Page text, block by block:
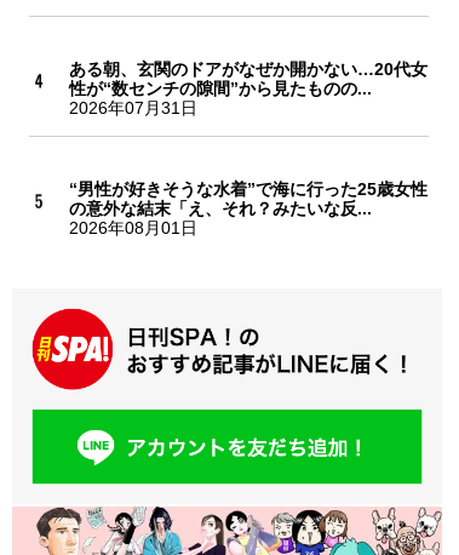
ある朝、玄関のドアがなぜか開かない…20代女
性が“数センチの隙間”から見たものの...
2026年07月31日
“男性が好きそうな水着”で海に行った25歳女性
の意外な結末「え、それ？みたいな反...
2026年08月01日